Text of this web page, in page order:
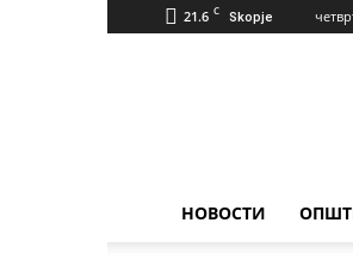
21.6 C Skopje
НОВОСТИ